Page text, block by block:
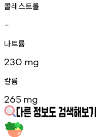
콜레스트롤
-
나트륨
230 mg
칼륨
265 mg